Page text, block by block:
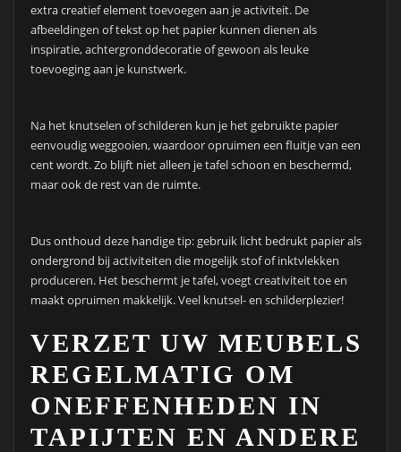
extra creatief element toevoegen aan je activiteit. De
afbeeldingen of tekst op het papier kunnen dienen als
inspiratie, achtergronddecoratie of gewoon als leuke
toevoeging aan je kunstwerk.
Na het knutselen of schilderen kun je het gebruikte papier
eenvoudig weggooien, waardoor opruimen een fluitje van een
cent wordt. Zo blijft niet alleen je tafel schoon en beschermd,
maar ook de rest van de ruimte.
Dus onthoud deze handige tip: gebruik licht bedrukt papier als
ondergrond bij activiteiten die mogelijk stof of inktvlekken
produceren. Het beschermt je tafel, voegt creativiteit toe en
maakt opruimen makkelijk. Veel knutsel- en schilderplezier!
VERZET UW MEUBELS
REGELMATIG OM
ONEFFENHEDEN IN
TAPIJTEN EN ANDERE